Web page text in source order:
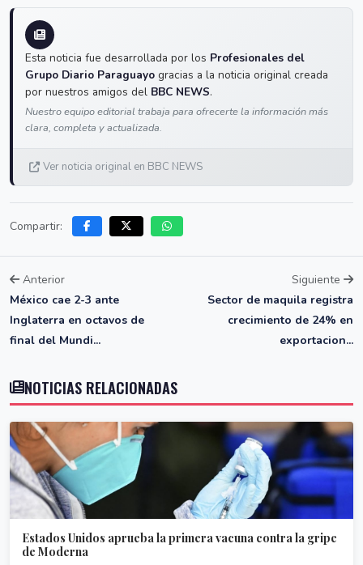
Esta noticia fue desarrollada por los Profesionales del
Grupo Diario Paraguayo gracias a la noticia original creada
por nuestros amigos del BBC NEWS.
Nuestro equipo editorial trabaja para ofrecerte la información más
clara, completa y actualizada.
Ver noticia original en BBC NEWS
Compartir:
Anterior
México cae 2-3 ante
Inglaterra en octavos de
final del Mundi...
Siguiente
Sector de maquila registra
crecimiento de 24% en
exportacion...
NOTICIAS RELACIONADAS
Estados Unidos aprueba la primera vacuna contra la gripe
de Moderna